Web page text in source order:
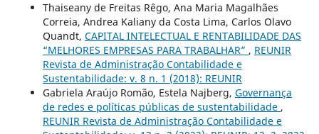
Thaiseany de Freitas Rêgo, Ana Maria Magalhães
Correia, Andrea Kaliany da Costa Lima, Carlos Olavo
Quandt, CAPITAL INTELECTUAL E RENTABILIDADE DAS
“MELHORES EMPRESAS PARA TRABALHAR” , REUNIR
Revista de Administração Contabilidade e
Sustentabilidade: v. 8 n. 1 (2018): REUNIR
Gabriela Araújo Romão, Estela Najberg, Governança
de redes e políticas públicas de sustentabilidade ,
REUNIR Revista de Administração Contabilidade e